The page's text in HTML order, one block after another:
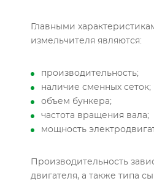
Главными
измельчителя являются:
производительность;
наличие сменных сеток;
объем бункера;
частота вращения вала;
мощность
Производительность
двигателя, а также типа